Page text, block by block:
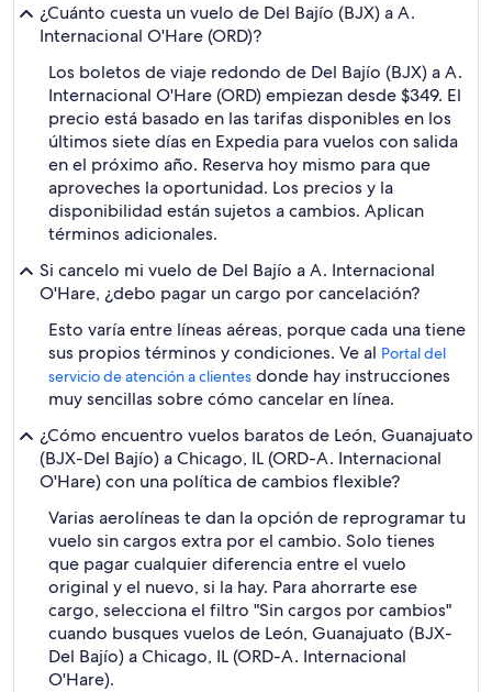
¿Cuánto cuesta un vuelo de Del Bajío (BJX) a A.
Internacional O'Hare (ORD)?
Los boletos de viaje redondo de Del Bajío (BJX) a A.
Internacional O'Hare (ORD) empiezan desde $349. El
precio está basado en las tarifas disponibles en los
últimos siete días en Expedia para vuelos con salida
en el próximo año. Reserva hoy mismo para que
aproveches la oportunidad. Los precios y la
disponibilidad están sujetos a cambios. Aplican
términos adicionales.
Si cancelo mi vuelo de Del Bajío a A. Internacional
O'Hare, ¿debo pagar un cargo por cancelación?
Esto varía entre líneas aéreas, porque cada una tiene
sus propios términos y condiciones. Ve al Portal del
servicio de atención a clientes donde hay instrucciones
muy sencillas sobre cómo cancelar en línea.
¿Cómo encuentro vuelos baratos de León, Guanajuato
(BJX-Del Bajío) a Chicago, IL (ORD-A. Internacional
O'Hare) con una política de cambios flexible?
Varias aerolíneas te dan la opción de reprogramar tu
vuelo sin cargos extra por el cambio. Solo tienes
que pagar cualquier diferencia entre el vuelo
original y el nuevo, si la hay. Para ahorrarte ese
cargo, selecciona el filtro "Sin cargos por cambios"
cuando busques vuelos de León, Guanajuato (BJX-
Del Bajío) a Chicago, IL (ORD-A. Internacional
O'Hare).